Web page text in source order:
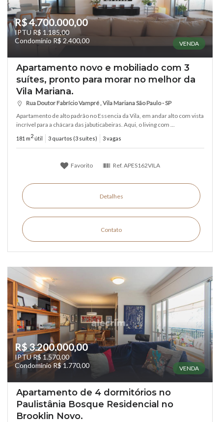
R$ 4.700.000,00
IPTU R$ 1.185,00
Condomínio R$ 2.400,00
VENDA
Apartamento novo e mobiliado com 3
suítes, pronto para morar no melhor da
Vila Mariana.
Rua Doutor Fabrício Vampré , Vila Mariana São Paulo - SP
Apartamento de alto padrão no Essencia da Vila, em andar alto com vista
incrível para a chácara das jabuticabeiras. Aqui, o living com ...
181 m2 útil 3 quartos (3 suítes) 3 vagas
Favorito Ref. APES162VILA
Detalhes
Contato
R$ 3.200.000,00
IPTU R$ 1.570,00
Condomínio R$ 1.770,00
VENDA
Apartamento de 4 dormitórios no
Paulistânia Bosque Residencial no
Brooklin Novo.